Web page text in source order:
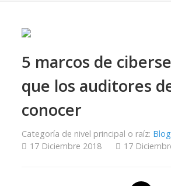
5 marcos de
que los auditores
conocer
Categoría de nivel principal o raíz: Blog
17 Diciembre 2018
17